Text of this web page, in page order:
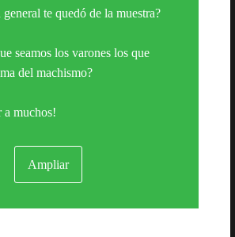
te quedó de la muestra?
seamos los varones los que
del machismo?
a muchos!
Ampliar